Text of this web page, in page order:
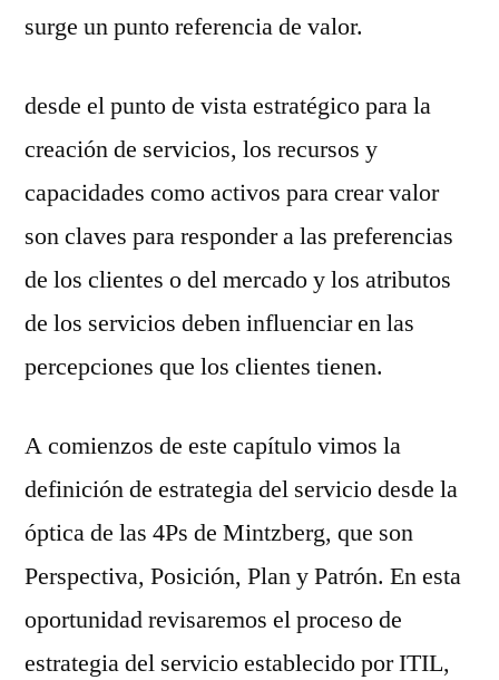
surge un punto referencia de valor.
desde el punto de vista estratégico para la
creación de servicios, los recursos y
capacidades como activos para crear valor
son claves para responder a las preferencias
de los clientes o del mercado y los atributos
de los servicios deben influenciar en las
percepciones que los clientes tienen.
A comienzos de este capítulo vimos la
definición de estrategia del servicio desde la
óptica de las 4Ps de Mintzberg, que son
Perspectiva, Posición, Plan y Patrón. En esta
oportunidad revisaremos el proceso de
estrategia del servicio establecido por ITIL,